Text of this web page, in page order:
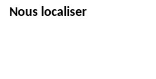
Nous localiser